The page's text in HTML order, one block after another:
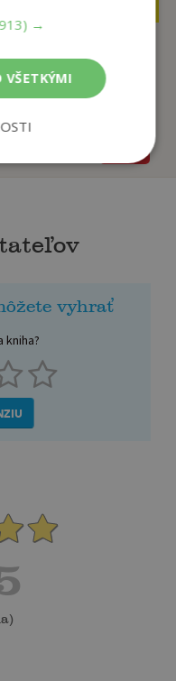
pre všetkých
Hlavatá Dana
vyhrať
kniha?
)
→
VŠETKÝMI